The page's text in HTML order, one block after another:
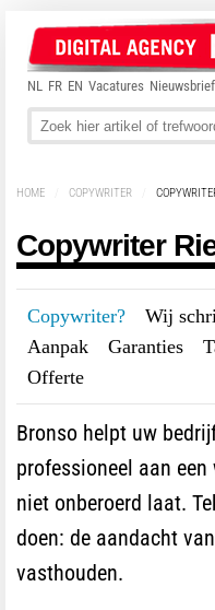
NL FR EN Vacatures Nieuwsbrief
HOME COPYWRITER
Copywriter
Copywriter? Wij
Aanpak
Garanties
Offerte
Bronso helpt uw
professioneel aan
niet onberoerd laat.
doen: de aandacht
vasthouden.